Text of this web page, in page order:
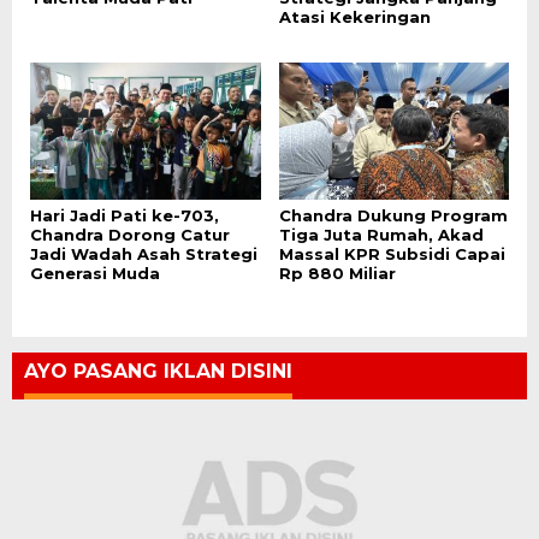
Atasi Kekeringan
Hari Jadi Pati ke-703,
Chandra Dorong Catur
Jadi Wadah Asah Strategi
Generasi Muda
Chandra Dukung Program
Tiga Juta Rumah, Akad
Massal KPR Subsidi Capai
Rp 880 Miliar
AYO PASANG IKLAN DISINI